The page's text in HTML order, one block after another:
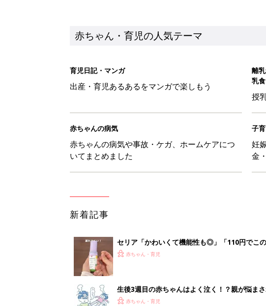
セリア「かわいくて機能性も◎」「110円でこ
赤ちゃん・育児
生後3週目の赤ちゃんはよく泣く！？親が悩ま
赤ちゃん・育児
反抗期の息子が...ママたちが「平和だな～」と
1 2 3 4